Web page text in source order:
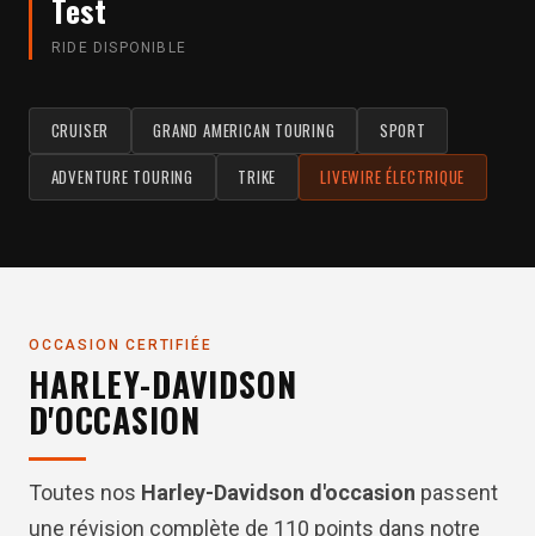
Test
RIDE DISPONIBLE
CRUISER GRAND AMERICAN TOURING
SPORT
ADVENTURE TOURING
TRIKE LIVEWIRE ÉLECTRIQUE
OCCASION CERTIFIÉE
HARLEY-DAVIDSON
D'OCCASION
Toutes nos Harley-Davidson d'occasion passent
une révision complète de 110 points dans notre